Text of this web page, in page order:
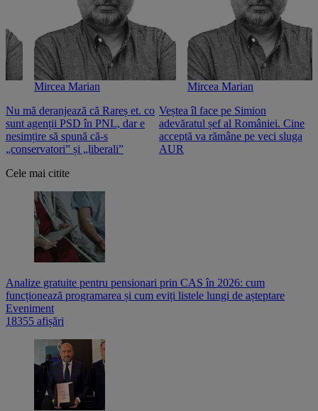
Mircea Marian
Nu mă deranjează că Rareș et. co
sunt agenții PSD în PNL, dar e
nesimțire să spună că-s
„conservatori” și „liberali”
Mircea Marian
Veștea îl face pe Simion
adevăratul șef al României. Cine
acceptă va rămâne pe veci sluga
AUR
Cele mai citite
Analize gratuite pentru pensionari prin CAS în 2026: cum
funcționează programarea și cum eviți listele lungi de așteptare
Eveniment
18355 afișări